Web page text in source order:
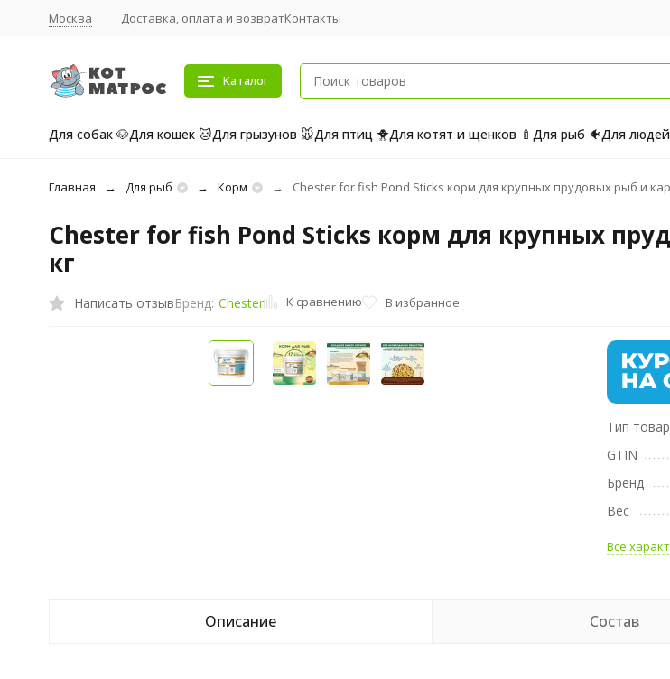
Москва Доставка, оплата и возвратКонтакты
Каталог
Для собак 🐶Для кошек 🐱Для грызунов 🐭Для птиц 🐥Для котят и щенков 🍼 Для рыб 🐠Для людей
Главная Для рыб Корм Chester for fish Pond Sticks корм для крупных прудовых рыб и
Chester for fish Pond Sticks корм для крупных
кг
Написать отзывБренд: Chester К сравнению В избранное
Тип
GTIN
Бренд
Вес
Все
Описание Состав